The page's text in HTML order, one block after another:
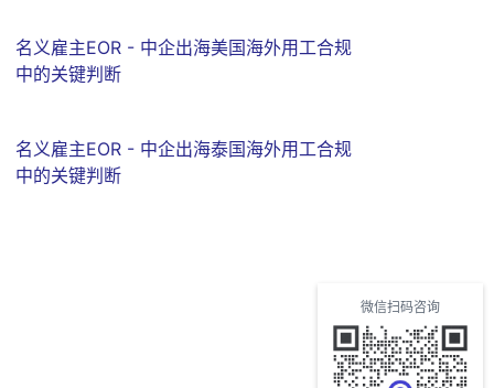
名义雇主EOR - 中企出海美国海外用工合规
中的关键判断
名义雇主EOR - 中企出海泰国海外用工合规
中的关键判断
微信扫码咨询